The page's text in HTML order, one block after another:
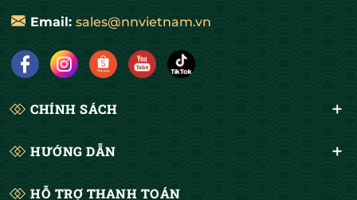
Email: sales@nnvietnam.vn
CHÍNH SÁCH
HƯỚNG DẪN
HỖ TRỢ THANH TOÁN